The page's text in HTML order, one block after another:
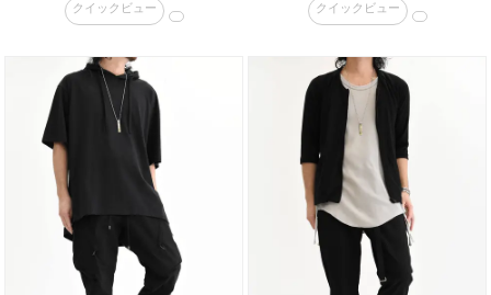
クイックビュー クイックビュー